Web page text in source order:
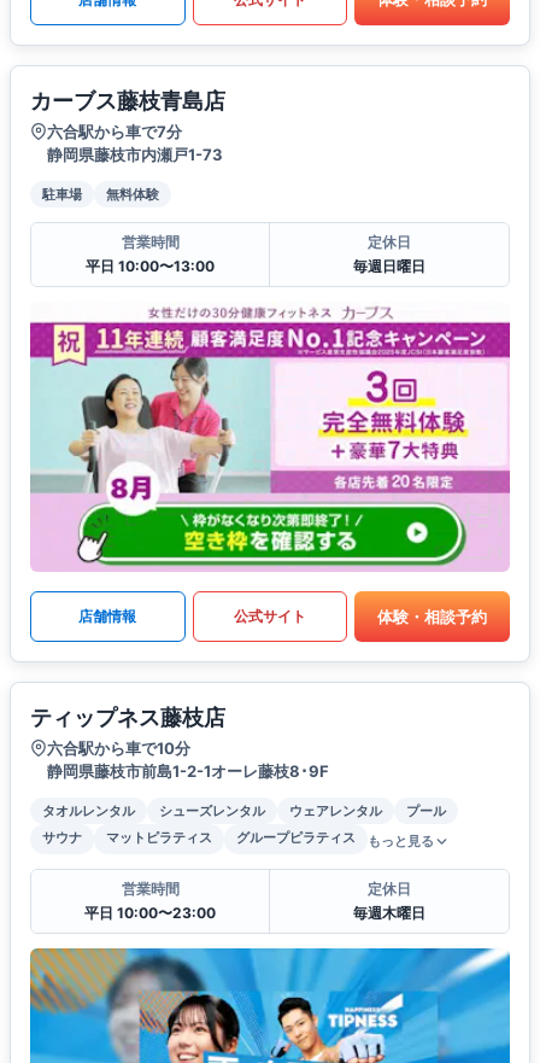
カーブス藤枝青島店
六合駅から車で7分
静岡県藤枝市内瀬戸1-73
駐車場 無料体験
営業時間
平日 10:00〜13:00
定休日
毎週日曜日
店舗情報 公式サイト 体験・相談予約
ティップネス藤枝店
六合駅から車で10分
静岡県藤枝市前島1-2-1オーレ藤枝8･9F
タオルレンタル シューズレンタル ウェアレンタル
プール
サウナ
マットピラティス グループピラティス もっと見る
営業時間
平日 10:00〜23:00
定休日
毎週木曜日